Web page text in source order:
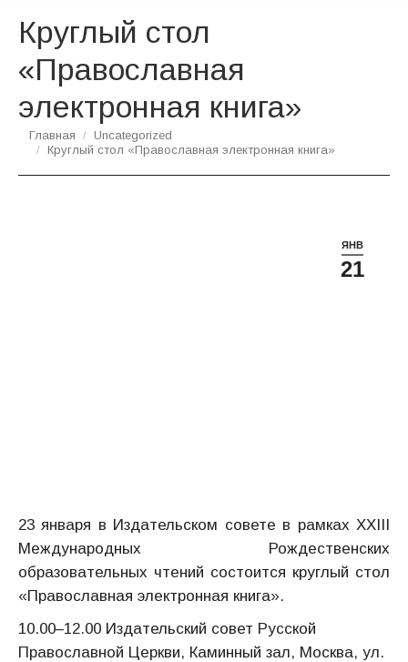
Круглый стол
«Православная
электронная книга»
Вы здесь:
Главная
Uncategorized
Круглый стол «Православная электронная книга»
ЯНВ
21
23 января в Издательском совете в рамках XXIII
Международных Рождественских
образовательных чтений состоится круглый стол
«Православная электронная книга».
10.00–12.00 Издательский совет Русской
Православной Церкви, Каминный зал, Москва, ул.